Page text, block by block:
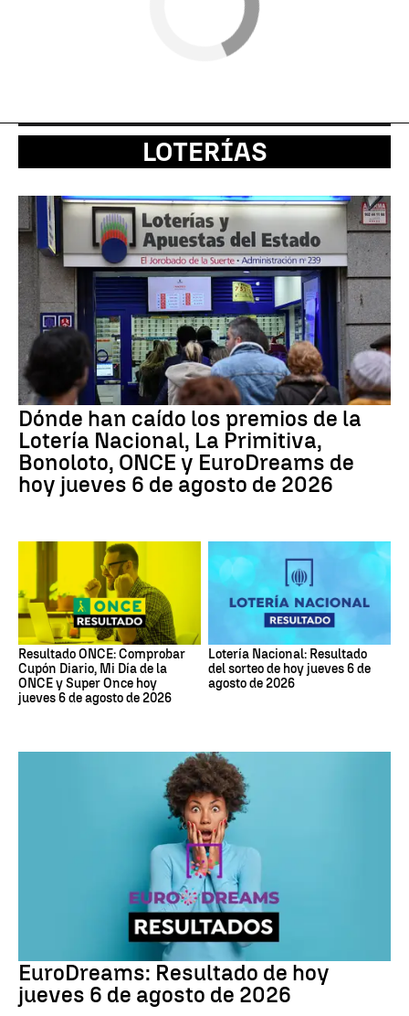
LOTERÍAS
Dónde han caído los premios de la
Lotería Nacional, La Primitiva,
Bonoloto, ONCE y EuroDreams de
hoy jueves 6 de agosto de 2026
Resultado ONCE: Comprobar
Cupón Diario, Mi Día de la
ONCE y Super Once hoy
jueves 6 de agosto de 2026
Lotería Nacional: Resultado
del sorteo de hoy jueves 6 de
agosto de 2026
EuroDreams: Resultado de hoy
jueves 6 de agosto de 2026